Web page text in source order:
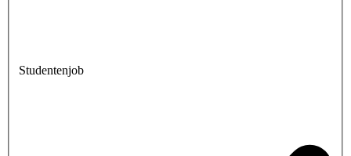
Studentenjob